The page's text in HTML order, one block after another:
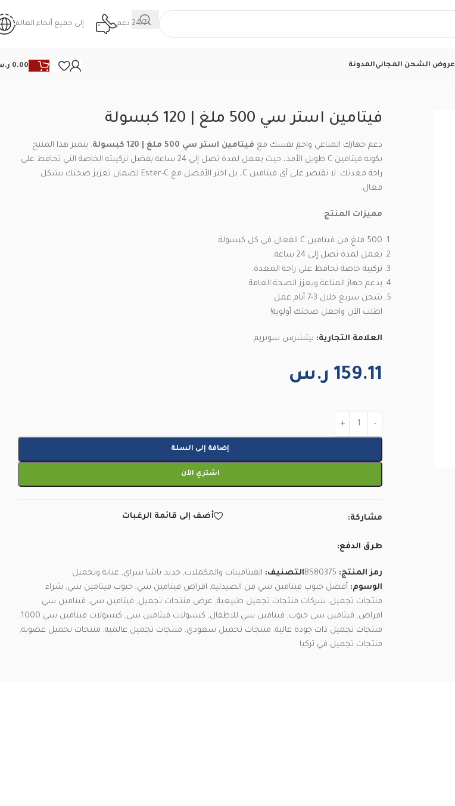
24/7 دعم إلى جميع أنحاء العالم
عروض الشحن المجانيالمدونة 0.00
فيتامين استر سي 500 ملغ | 120 كبسولة
دعم جهازك المناعي واحمِ نفسك مع فيتامين استر سي 500 ملغ | 120 كبسولة
. يتميز هذا المنتج
بكونه فيتامين C طويل الأمد، حيث يعمل لمدة تصل إلى 24 ساعة بفضل تركيبته الخاصة التي تحافظ على
راحة معدتك. لا تقتصر على أي فيتامين C، بل اختر الأفضل مع Ester-C لضمان تعزيز صحتك بشكل
فعال.
مميزات المنتج:
500 ملغ من فيتامين C الفعال في كل كبسولة.
يعمل لمدة تصل إلى 24 ساعة.
تركيبة خاصة تحافظ على راحة المعدة.
يدعم جهاز المناعة ويعزز الصحة العامة.
شحن سريع خلال 3-7 أيام عمل.
اطلب الآن واجعل صحتك أولوية!
العلامة التجارية: نيتشرس سوبريم
159.11 ر.س
إضافة إلى السلة
اشتري الآن
أضف إلى قائمة الرغبات مشاركة:
طرق الدفع:
رمز المنتج: BS80375التصنيف: الفيتامينات والمكملات, جديد باشا سراي, عناية وتجميل
الوسوم: أفضل حبوب فيتامين سي من الصيدلية, اقراص فيتامين سي, حبوب فيتامين سي, شراء
منتجات تجميل, شركات منتجات تجميل طبيعية, عرض منتجات تجميل, فيتامين سي, فيتامين سي
اقراص, فيتامين سي حبوب, فيتامين سي للاطفال, كبسولات فيتامين سي, كبسولات فيتامين سي 1000
,
منتجات تجميل ذات جودة عالية, منتجات تجميل سعودي, منتجات تجميل عالميه, منتجات تجميل عضوية,
منتجات تجميل في تركيا